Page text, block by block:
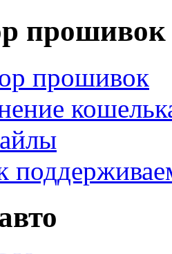
прошивок
прошивок